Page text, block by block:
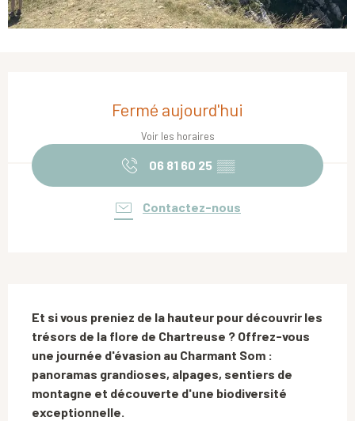
Fermé aujourd'hui
Voir les horaires
06 81 60 25 ▒▒
Contactez-nous
Et si vous preniez de la hauteur pour découvrir les
trésors de la flore de Chartreuse ? Offrez-vous
une journée d'évasion au Charmant Som :
panoramas grandioses, alpages, sentiers de
montagne et découverte d'une biodiversité
exceptionnelle.